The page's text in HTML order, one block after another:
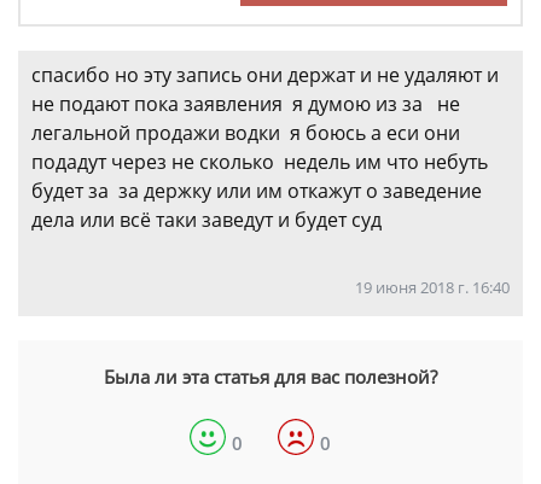
спасибо но эту запись они держат и не удаляют и
не подают пока заявления я думою из за не
легальной продажи водки я боюсь а еси они
подадут через не сколько недель им что небуть
будет за за держку или им откажут о заведение
дела или всё таки заведут и будет суд
19 июня 2018 г. 16:40
Была ли эта статья для вас полезной?
0 0